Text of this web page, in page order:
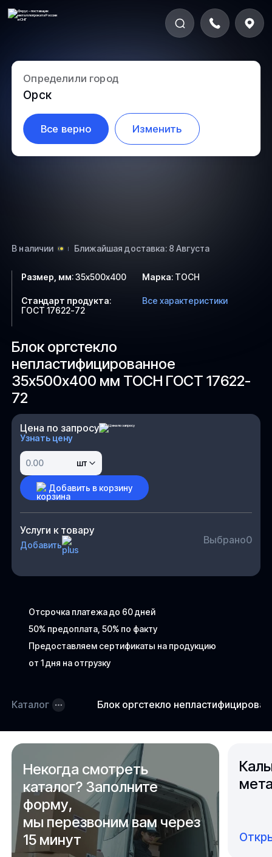
Определили город
Орск
Все верно Изменить
5.2-59
В наличии Ближайшая доставка: 8 Августа
Блок оргстекло
непластифицированное
35х500х400 мм ТОСН ГОСТ 17622-
72
Отсрочка платежа до 60 дней
50% предоплата, 50% по факту
Предоставляем сертификаты на продукцию
от 1 дня на отгрузку
Цена по запросу
Узнать цену
шт
Добавить в корзину
Услуги к товару
Добавить Выбрано0
Размер, мм:35х500х400 Марка: ТОСН
Стандарт продукта:
ГОСТ 17622-72
Все характеристики
Каталог Блок оргстекло
Некогда смотреть
каталог? Заполните
форму,
мы перезвоним вам через
15 минут